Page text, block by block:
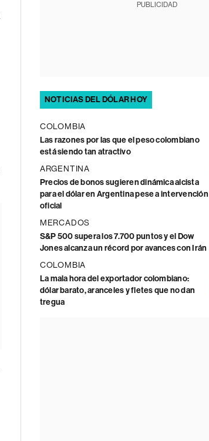
PUBLICIDAD
NOTICIAS DEL DÓLAR HOY
COLOMBIA
Las razones por las que el peso colombiano
está siendo tan atractivo
ARGENTINA
Precios de bonos sugieren dinámica alcista
para el dólar en Argentina pese a intervención
oficial
MERCADOS
S&P 500 supera los 7.700 puntos y el Dow
Jones alcanza un récord por avances con Irán
COLOMBIA
La mala hora del exportador colombiano:
dólar barato, aranceles y fletes que no dan
tregua